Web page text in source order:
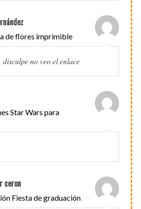
de flores imprimible
disculpe no veo el enlace
Star Wars para
ceron
Fiesta de graduación